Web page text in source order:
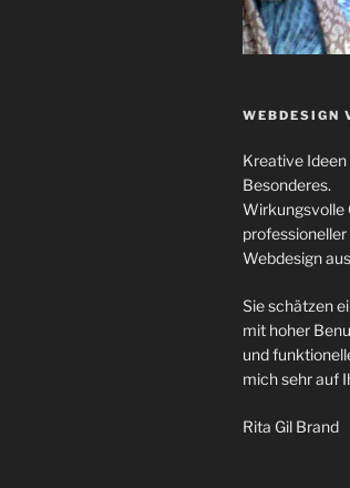
WEBDESIGN
Kreative
Besonderes.
Wirkungsvolle
Webdesign
Sie schätzen
mit hoher
und
mich sehr auf
Rita Gil Brand